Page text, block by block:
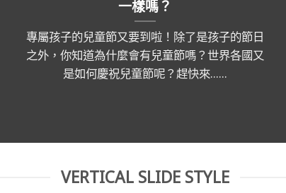
一樣嗎？
專屬孩子的兒童節又要到啦！除了是孩子的節日
之外，你知道為什麼會有兒童節嗎？世界各國又
是如何慶祝兒童節呢？趕快來......
VERTICAL SLIDE STYLE